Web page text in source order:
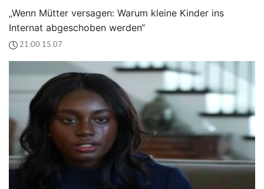
„Wenn Mütter versagen: Warum kleine Kinder ins
Internat abgeschoben werden“
21:00 15.07